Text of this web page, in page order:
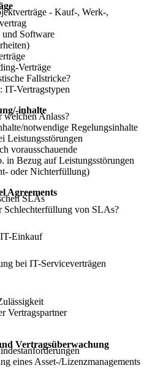
- Kauf-, Werk-,
Software
Verträge
Fallstricke?
IT-Vertragstypen
inhalte
welchen Anlass?
notwendige Regelungsinhalte
Leistungsstörungen
vorausschauende
in Bezug auf Leistungsstörungen
oder Nichterfüllung)
Agreements
SLAs
Schlechterfüllung von SLAs?
Einkauf
bei IT-Serviceverträgen
Vertragspartner
Vertragsüberwachung
eines Asset-/Lizenzmanagements